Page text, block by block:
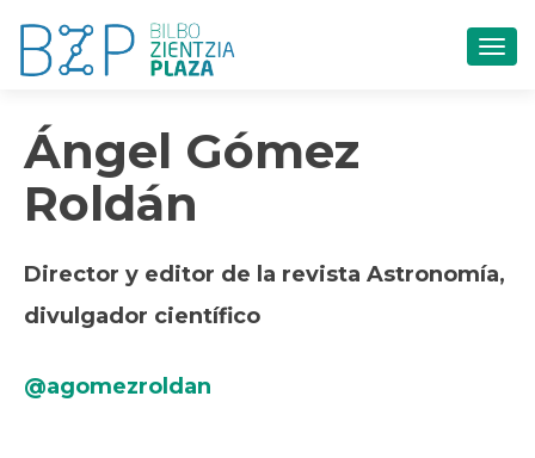
Ángel Gómez
Roldán
Director y editor de la revista Astronomía,
divulgador científico
@agomezroldan